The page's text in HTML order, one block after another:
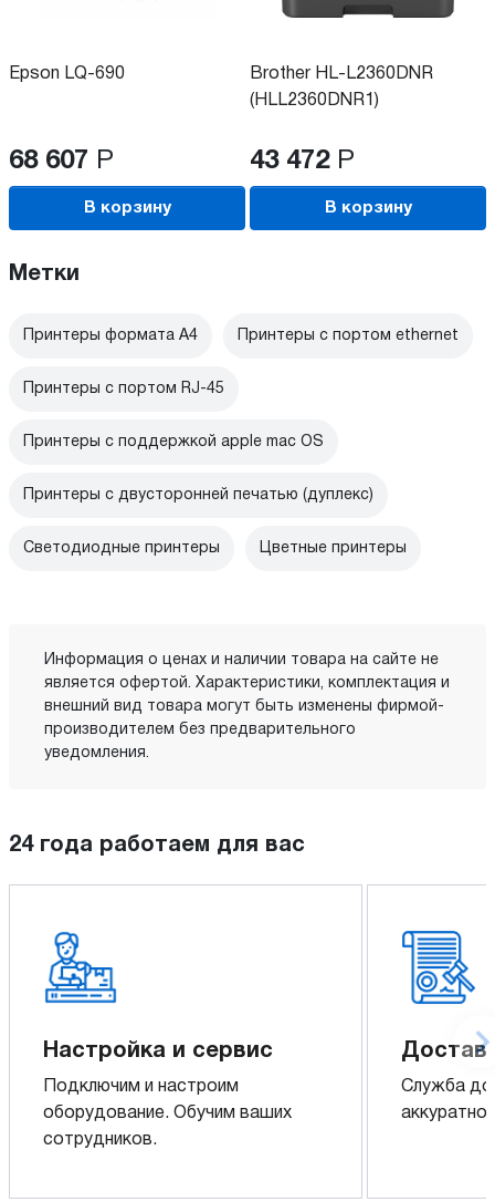
Epson LQ-690
68 607 Р
В корзину
Brother HL-L2360DNR
(HLL2360DNR1)
43 472 Р
В корзину
Метки
Принтеры формата А4 Принтеры с портом ethernet
Принтеры с портом RJ-45
Принтеры с поддержкой apple mac OS
Принтеры с двусторонней печатью (дуплекс)
Светодиодные принтеры Цветные принтеры
Информация о ценах и наличии товара на сайте не
является офертой. Характеристики, комплектация и
внешний вид товара могут быть изменены фирмой-
производителем без предварительного
уведомления.
24 года работаем для вас
Настройка и сервис
Подключим и настроим
оборудование. Обучим ваших
сотрудников.
Служба
аккуратно